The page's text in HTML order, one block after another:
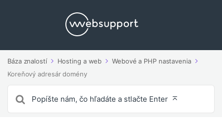
Báza znalostí Hosting a web
Webové a PHP nastavenia
Koreňový adresár domény
pre